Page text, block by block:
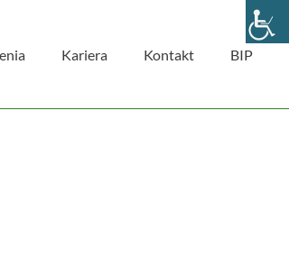
Kariera Kontakt BIP